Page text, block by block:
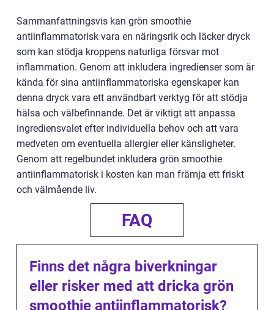
Sammanfattningsvis kan grön smoothie
antiinflammatorisk vara en näringsrik och läcker dryck
som kan stödja kroppens naturliga försvar mot
inflammation. Genom att inkludera ingredienser som är
kända för sina antiinflammatoriska egenskaper kan
denna dryck vara ett användbart verktyg för att stödja
hälsa och välbefinnande. Det är viktigt att anpassa
ingrediensvalet efter individuella behov och att vara
medveten om eventuella allergier eller känsligheter.
Genom att regelbundet inkludera grön smoothie
antiinflammatorisk i kosten kan man främja ett friskt
och välmående liv.
FAQ
Finns det några biverkningar
eller risker med att dricka grön
smoothie antiinflammatorisk?